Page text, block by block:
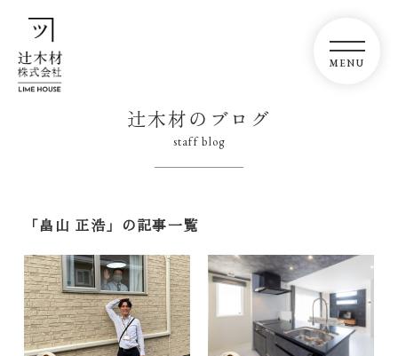
辻木材のブログ
staff blog
「畠山 正浩」の記事一覧